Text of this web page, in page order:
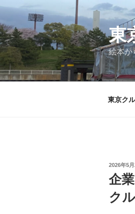
コ
テ
ン
ツ
へ
ス
東
絵本か
東京ク
投
日:
2026年5月
企
ク